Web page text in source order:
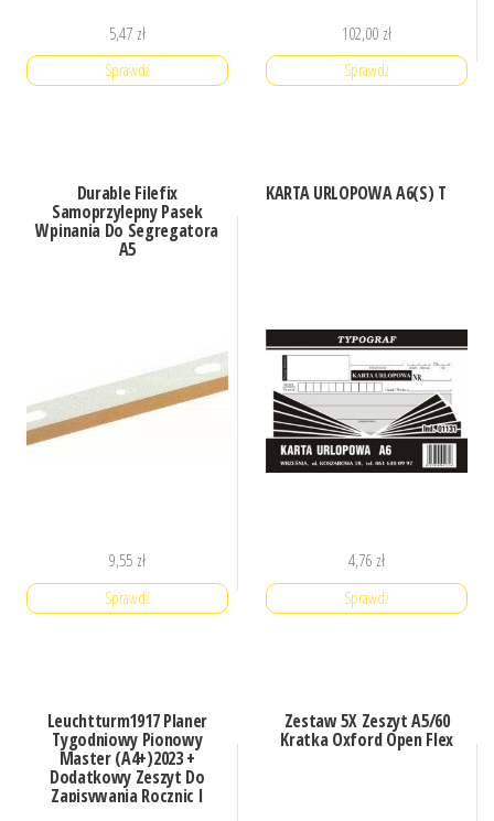
5,47 zł
Sprawdź
102,00 zł
Sprawdź
Durable Filefix
Samoprzylepny Pasek
Wpinania Do Segregatora
A5
9,55 zł
Sprawdź
KARTA URLOPOWA A6(S) T
4,76 zł
Sprawdź
Leuchtturm1917 Planer
Tygodniowy Pionowy
Master (A4+)2023 +
Dodatkowy Zeszyt Do
Zapisywania Rocznic I
Zestaw 5X Zeszyt A5/60
Kratka Oxford Open Flex